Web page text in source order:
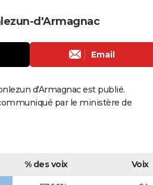
d'Armagnac
Email
d'Armagnac est publié.
par le ministère de
% des voix
Voix